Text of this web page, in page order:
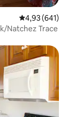
4,93 de uma
4,93 (641)
Natchez Trace